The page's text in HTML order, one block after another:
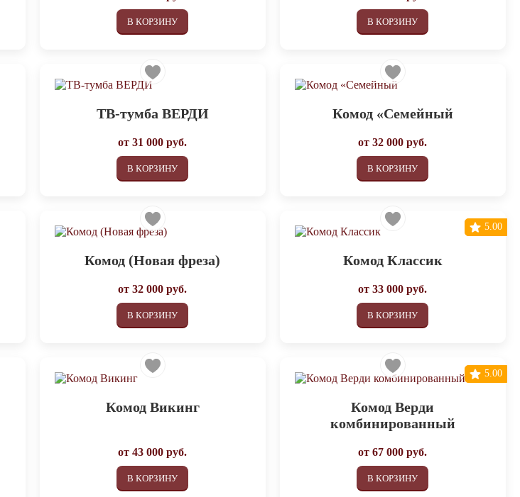
В КОРЗИНУ В КОРЗИНУ
ТВ-тумба ВЕРДИ
от31 000 руб.
В КОРЗИНУ
Комод «Семейный
от32 000 руб.
В КОРЗИНУ
Комод (Новая фреза)
от32 000 руб.
В КОРЗИНУ
Комод Классик
от33 000 руб.
В КОРЗИНУ
5.00
Комод Викинг
от43 000 руб.
В КОРЗИНУ
Комод Верди
комбинированный
от67 000 руб.
В КОРЗИНУ
5.00